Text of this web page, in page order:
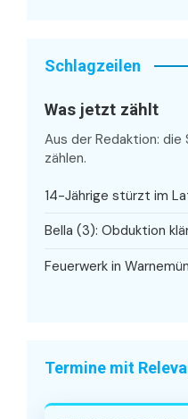
Schlagzeilen
Was jetzt zählt
Aus der Redaktion:
zählen.
14-Jährige stürzt im
Bella (3): Obduktion
Feuerwerk in
Termine mit